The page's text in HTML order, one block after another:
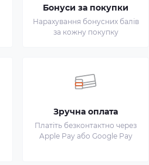
Бонуси за покупки
Нарахування бонусних балів
за кожну покупку
Зручна оплата
Платіть безконтактно через
Apple Pay або Google Pay